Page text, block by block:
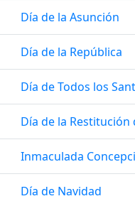
Día de la Asunción
Día de la República
Día de Todos los
Día de la
Inmaculada
Día de Navidad